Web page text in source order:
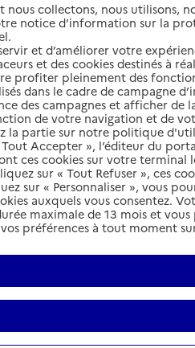
et services autour de
nous collectons, nous utilisons,
notice d’information sur la
et d’améliorer votre
et des cookies destinés à
profiter pleinement des
dans le cadre de campagne
des campagnes et afficher de
de votre navigation et de
la partie sur notre politique
Accepter », l’éditeur du
ces cookies sur votre terminal
sur « Tout Refuser », ces
sur « Personnaliser », vous
auxquels vous consentez.
maximale de 13 mois et
préférences à tout moment